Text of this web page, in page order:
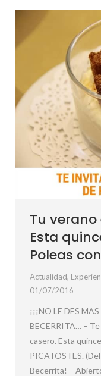
Tu verano
Esta
Poleas
Actualidad,
01/07/2016
¡¡¡NO LE DES
BECERRITA… –
casero. Esta
PICATOSTES.
Becerrita! –